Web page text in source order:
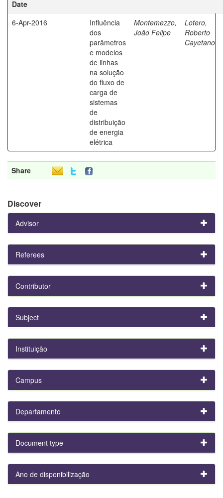
Date
6-Apr-2016
Influência
dos
parâmetros
e modelos
de linhas
na solução
do fluxo de
carga de
sistemas
de
distribuição
de energia
elétrica
Montemezzo,
João Felipe
Lotero,
Roberto
Cayetano
Share
Discover
Advisor
Referees
Contributor
Subject
Instituição
Campus
Departamento
Document type
Ano de disponibilização